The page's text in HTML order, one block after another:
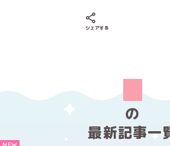
シェアする
の
最新記事一